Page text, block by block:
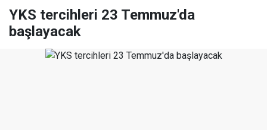
YKS tercihleri 23 Temmuz'da
başlayacak